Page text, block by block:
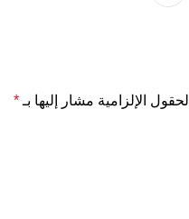
الحقول الإلزامية مشار إليها بـ *